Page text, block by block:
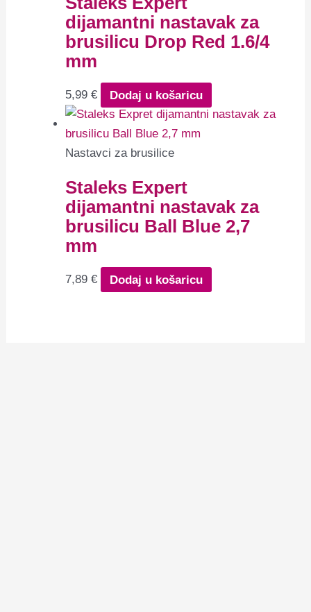
dijamantni nastavak za
brusilicu Drop Red 1.6/4
mm
5,99€ Dodaj u košaricu
Nastavci za brusilice
Staleks Expert
dijamantni nastavak za
brusilicu Ball Blue 2,7
mm
7,89€ Dodaj u košaricu